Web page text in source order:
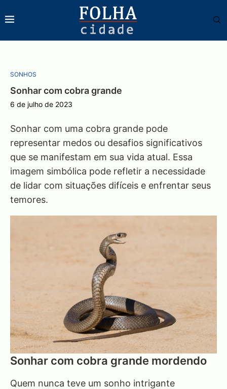
SONHOS
Sonhar com cobra grande
6 de julho de 2023
Sonhar com uma cobra grande pode
representar medos ou desafios significativos
que se manifestam em sua vida atual. Essa
imagem simbólica pode refletir a necessidade
de lidar com situações difíceis e enfrentar seus
temores.
Sonhar com cobra grande mordendo
Quem nunca teve um sonho intrigante